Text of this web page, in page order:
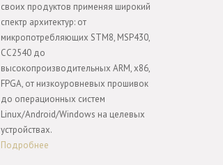
своих продуктов применяя широкий
спектр архитектур: от
микропотребляющих STM8, MSP430,
CC2540 до
высокопроизводительных ARM, x86,
FPGA, от низкоуровневых прошивок
до операционных систем
Linux/Android/Windows на целевых
устройствах.
Подробнее